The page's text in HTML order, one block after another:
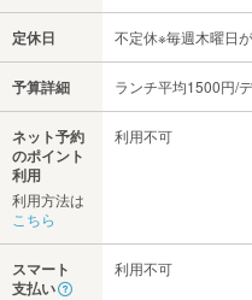
定休日 不定休※毎週木曜日が
予算詳細 ランチ平均1500円/
ネット予約
のポイント
利用
利用方法は
こちら
利用不可
スマート
支払い
利用不可